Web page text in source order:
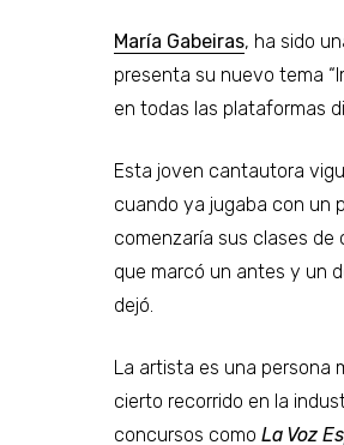
María Gabeiras, ha sido
presenta su nuevo tema
en todas las plataformas
Esta joven cantautora
cuando ya jugaba con un
comenzaría sus clases
que marcó un antes y un
dejó.
La artista es una persona
cierto recorrido en la
concursos como La Voz